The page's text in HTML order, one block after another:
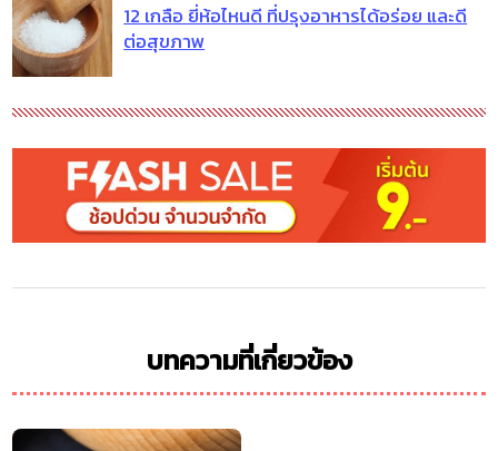
12 เกลือ ยี่ห้อไหนดี ที่ปรุงอาหารได้อร่อย และดี
ต่อสุขภาพ
บทความที่เกี่ยวข้อง